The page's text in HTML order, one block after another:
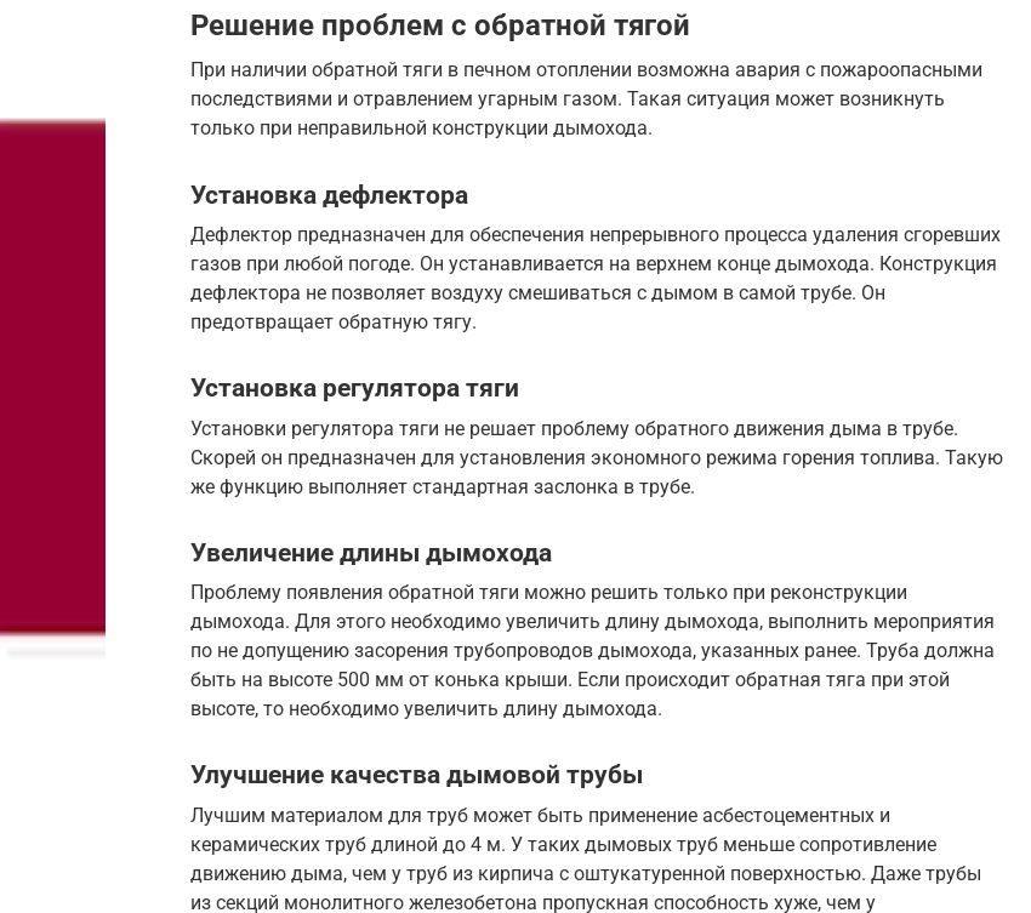
Решение проблем с обратной тягой
При наличии обратной тяги в печном отоплении возможна авария с пожароопасными
последствиями и отравлением угарным газом. Такая ситуация может возникнуть
только при неправильной конструкции дымохода.
Установка дефлектора
Дефлектор предназначен для обеспечения непрерывного процесса удаления сгоревших
газов при любой погоде. Он устанавливается на верхнем конце дымохода. Конструкция
дефлектора не позволяет воздуху смешиваться с дымом в самой трубе. Он
предотвращает обратную тягу.
Установка регулятора тяги
Установки регулятора тяги не решает проблему обратного движения дыма в трубе.
Скорей он предназначен для установления экономного режима горения топлива. Такую
же функцию выполняет стандартная заслонка в трубе.
Увеличение длины дымохода
Проблему появления обратной тяги можно решить только при реконструкции
дымохода. Для этого необходимо увеличить длину дымохода, выполнить мероприятия
по не допущению засорения трубопроводов дымохода, указанных ранее. Труба должна
быть на высоте 500 мм от конька крыши. Если происходит обратная тяга при этой
высоте, то необходимо увеличить длину дымохода.
Улучшение качества дымовой трубы
Лучшим материалом для труб может быть применение асбестоцементных и
керамических труб длиной до 4 м. У таких дымовых труб меньше сопротивление
движению дыма, чем у труб из кирпича с оштукатуренной поверхностью. Даже трубы
из секций монолитного железобетона пропускная способность хуже, чем у